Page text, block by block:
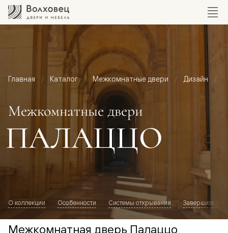
Главная Каталог Межкомнатные двери Дизайн
Межкомнатные двери
ПАЛАЦЦО
О коллекции Особенности Системы открывания Завершите
Межкомнатная дверь Палаццо